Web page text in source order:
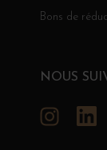
Bons de
NOUS
Instagram